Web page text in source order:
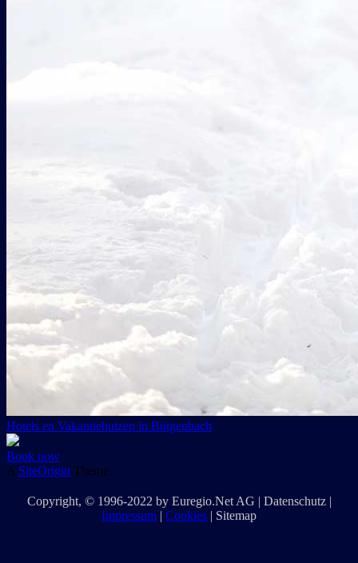
Hotels en Vakantiehuizen in Bütgenbach
Book now
A SiteOrigin Theme
Copyright, © 1996-2022 by Euregio.Net AG | Datenschutz|
Impressum | Cookies | Sitemap